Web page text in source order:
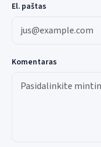
El. paštas
Komentaras